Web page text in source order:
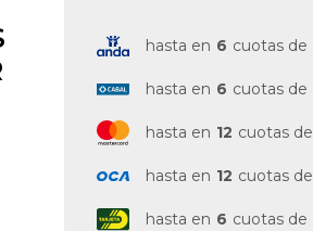
hasta en 6 cuotas de
hasta en 6 cuotas de
hasta en 12 cuotas de
hasta en 12 cuotas de
hasta en 6 cuotas de